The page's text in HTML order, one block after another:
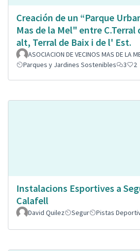
Creación de un “Parque
Mas de la Mel" entre C.Terral
alt, Terral de Baix i de l' Est.
ASOCIACION DE VECINOS MAS DE LA
Parques y Jardines Sostenibles
3 2
Instalacions Esportives a
Calafell
David Quilez Segur Pistas